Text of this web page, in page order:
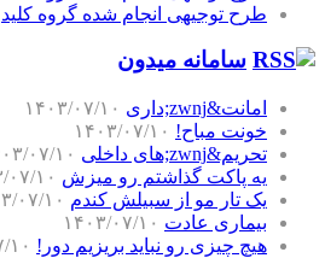
طرح توجیهی انجام شده گروه کلید
سامانه میدون
امانت&zwnj;داری
۱۴۰۳/۰۷/۱۰
خونت مباح! ۱۴۰۳/۰۷/۱۰
تحریم&zwnj;های داخلی
۱۴۰۳/
یه پاکت گذاشتم رو میزش ۱۴۰۳/
یک تار مو از سبیلش کندم ۱۴۰۳/
بیماری عادت ۱۴۰۳/۰۷/۱۰
هیچ چیزی رو نباید بریزیم دور!